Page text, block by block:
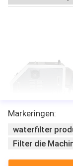
Markeringen:
waterfilter
Filter die